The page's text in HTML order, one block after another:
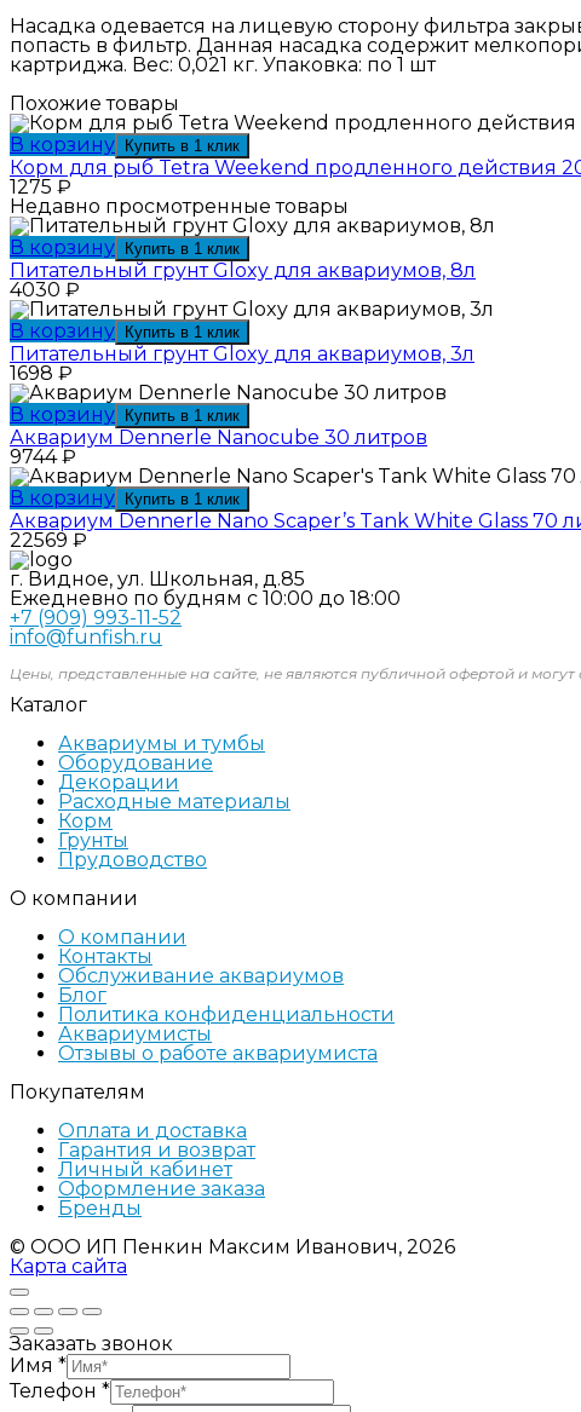
Насадка одевается на лицевую сторону фильтра
попасть в фильтр. Данная насадка содержит
картриджа. Вес: 0,021 кг. Упаковка: по 1 шт
Похожие товары
В корзину Купить в 1 клик
Корм для рыб Tetra Weekend продленного действия
1275 ₽
Недавно просмотренные товары
В корзину Купить в 1 клик
Питательный грунт Gloxy для аквариумов, 8л
4030 ₽
В корзину Купить в 1 клик
Питательный грунт Gloxy для аквариумов, 3л
1698 ₽
В корзину Купить в 1 клик
Аквариум Dennerle Nanocube 30 литров
9744₽
В корзину Купить в 1 клик
Аквариум Dennerle Nano Scaper’s Tank White Glass 70
22569 ₽
г. Видное, ул. Школьная, д.85
Ежедневно по будням с 10:00 до 18:00
+7 (909) 993-11-52
info@funfish.ru
Цены, представленные на сайте, не являются публичной офертой и могут
Каталог
Аквариумы и тумбы
Оборудование
Декорации
Расходные материалы
Корм
Грунты
Прудоводство
О компании
О компании
Контакты
Обслуживание аквариумов
Блог
Политика конфиденциальности
Аквариумисты
Отзывы о работе аквариумиста
Покупателям
Оплата и доставка
Гарантия и возврат
Личный кабинет
Оформление заказа
Бренды
© ООО ИП Пенкин Максим Иванович, 2026
Карта сайта
Заказать звонок
Имя *
Телефон *